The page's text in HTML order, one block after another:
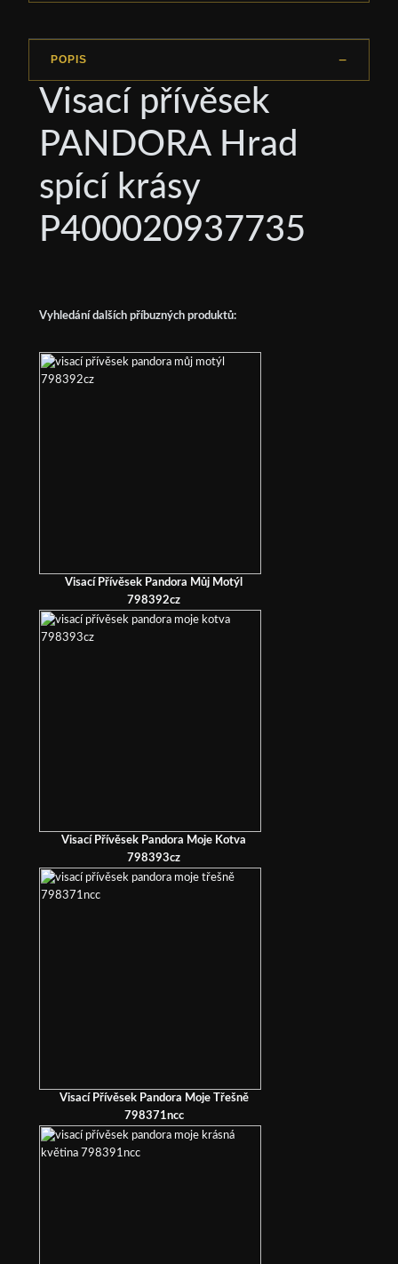
POPIS
Visací přívěsek
PANDORA Hrad
spící krásy
P400020937735
Vyhledání dalších příbuzných produktů:
Visací Přívěsek Pandora Můj Motýl
798392cz
Visací Přívěsek Pandora Moje Kotva
798393cz
Visací Přívěsek Pandora Moje Třešně
798371ncc